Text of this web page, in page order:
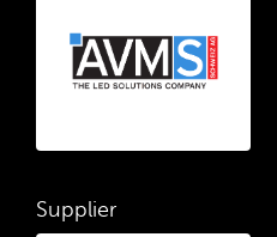
Supplier